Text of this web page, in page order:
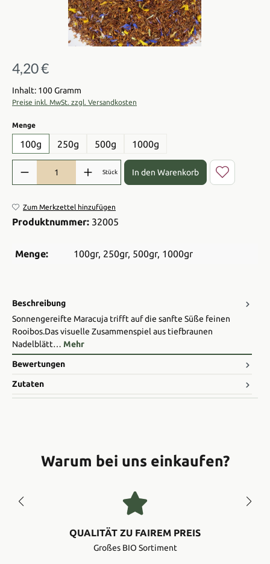
Regulärer Preis:
4,20 €
Inhalt: 100 Gramm
Preise inkl. MwSt. zzgl. Versandkosten
Mengeauswählen
100g 250g 500g 1000g
Produkt Anzahl: Gib den gewünschten Wert ein oder benutze die
Stück In den Warenkorb
Zum Merkzettel hinzufügen
Produktnummer: 32005
Menge: 100gr, 250gr, 500gr, 1000gr
Beschreibung
Sonnengereifte Maracuja trifft auf die sanfte Süße feinen
Rooibos. ​Das visuelle Zusammenspiel aus tiefbraunen
Nadelblätt… Mehr
Bewertungen
Zutaten
Warum bei uns einkaufen?
QUALITÄT ZU FAIREM PREIS
Großes BIO Sortiment